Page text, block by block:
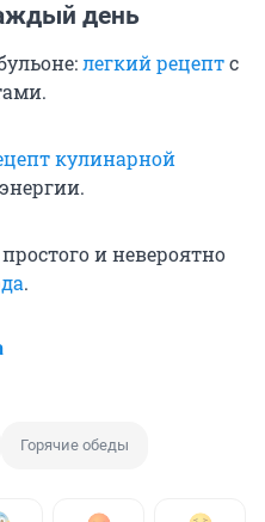
день
легкий рецептс
кулинарной
и невероятно
.
Горячие обеды